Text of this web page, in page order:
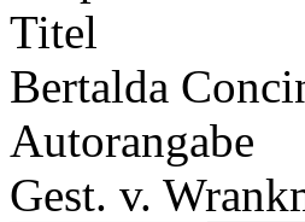
Titel
Bertalda
Autorangabe
Gest. v.